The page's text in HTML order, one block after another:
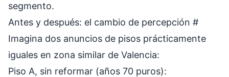
segmento.
Antes y después: el cambio de percepción #
Imagina dos anuncios de pisos prácticamente
iguales en zona similar de Valencia:
Piso A, sin reformar (años 70 puros):